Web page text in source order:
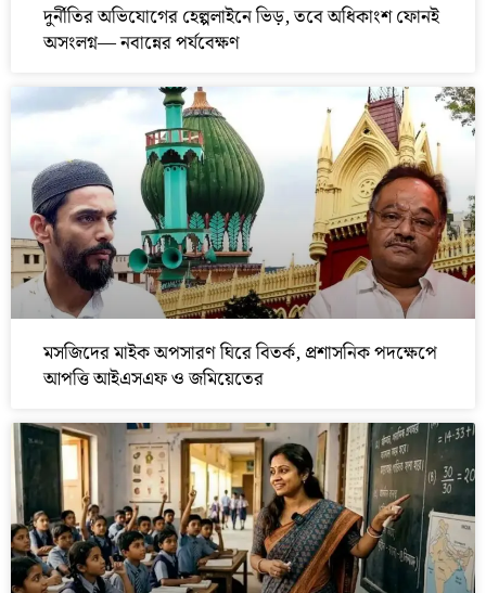
দুর্নীতির অভিযোগের হেল্পলাইনে ভিড়, তবে অধিকাংশ ফোনই
অসংলগ্ন— নবান্নের পর্যবেক্ষণ
মসজিদের মাইক অপসারণ ঘিরে বিতর্ক, প্রশাসনিক পদক্ষেপে
আপত্তি আইএসএফ ও জমিয়েতের